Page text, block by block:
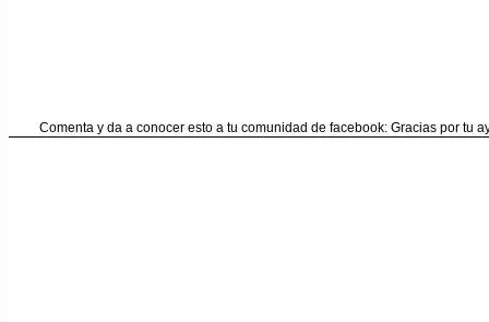
Comenta y da a conocer esto a tu comunidad de facebook: Gracias por tu